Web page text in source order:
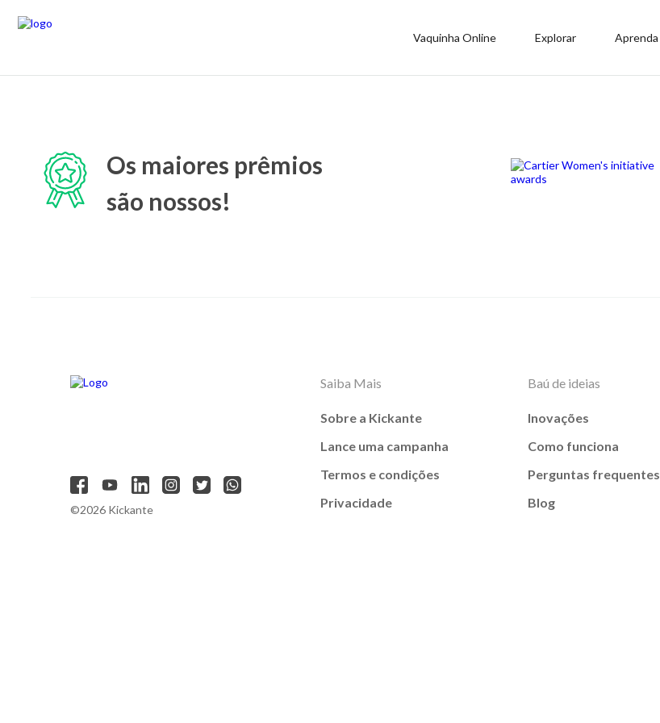
Vaquinha Online Explorar Aprenda
Os maiores prêmios
são nossos!
©2026 Kickante
Saiba Mais
Sobre a Kickante
Lance uma campanha
Termos e condições
Privacidade
Baú de ideias
Inovações
Como funciona
Perguntas frequentes
Blog